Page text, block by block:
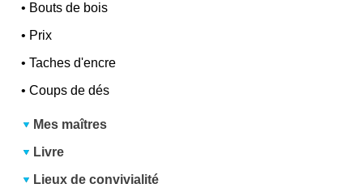
• Bouts de bois
• Prix
•Taches d'encre
•Coups de dés
Mes maîtres
Livre
Lieux de convivialité